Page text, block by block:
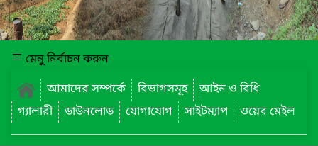
মেনু নির্বাচন করুন
আমাদের সম্পর্কে
বিভাগসমূহ
আইন ও বিধি
গ্যালারী
ডাউনলোড যোগাযোগ সাইটম্যাপ ওয়েব মেইল